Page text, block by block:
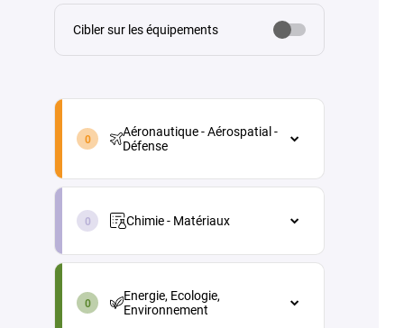
Cibler sur les équipements
aeronautique-
defense-
Aéronautique - Aérospatial -
Défense
équipements
Matériaux et procédés
chimie-
materiaux-
Chimie - Matériaux
Chimie physique (électrochimie,
thermochimie...)
energie-
environnement-Energie, Ecologie,
Environnement